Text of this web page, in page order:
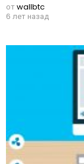
отwallbtc
6 лет назад